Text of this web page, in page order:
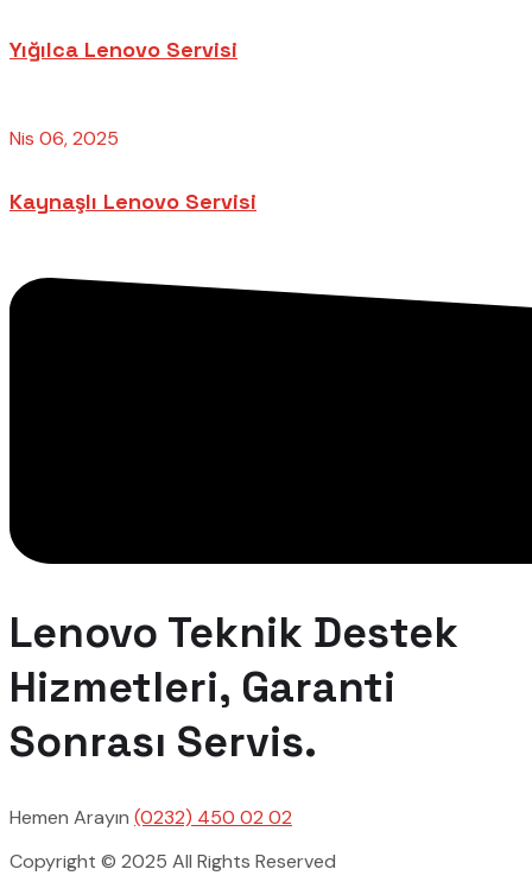
Yığılca Lenovo Servisi
Nis 06, 2025
Kaynaşlı Lenovo Servisi
Lenovo Teknik Destek
Hizmetleri, Garanti
Sonrası Servis.
Hemen Arayın (0232) 450 02 02
Copyright © 2025 All Rights Reserved